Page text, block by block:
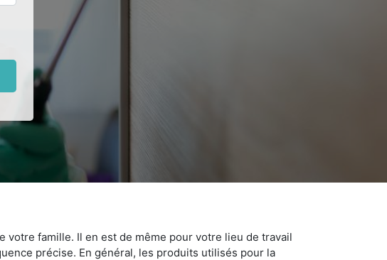
votre famille. Il en est de même pour votre lieu de travail
précise. En général, les produits utilisés pour la